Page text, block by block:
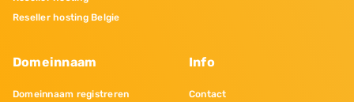
Reseller hosting Belgie
Domeinnaam
Domeinnaam registreren
Info
Contact